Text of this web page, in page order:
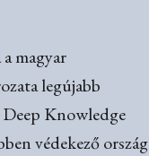
magyar
legújabb
Deep Knowledge
védekező ország